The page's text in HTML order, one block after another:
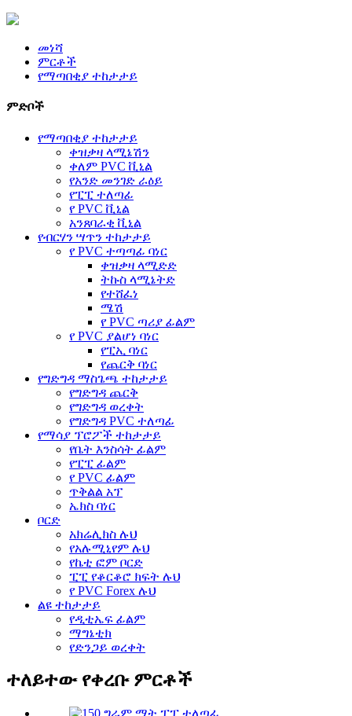
መነሻ
ምርቶች
የማጣበቂያ ተከታታይ
ምድቦች
የማጣበቂያ ተከታታይ
ቀዝቃዛ ላሚኔሽን
ቀለም PVC ቪኒል
የአንድ መንገድ ራዕይ
የፒፒ ተለጣፊ
የ PVC ቪኒል
አንጸባራቂ ቪኒል
የብርሃን ሣጥን ተከታታይ
የ PVC ተጣጣፊ ባነር
ቀዝቃዛ ላሚድድ
ትኩስ ላሚኔትድ
የተሸፈነ
ሜሽ
የ PVC ጣሪያ ፊልም
የ PVC ያልሆነ ባነር
የፒኢ ባነር
የጨርቅ ባነር
የግድግዳ ማስጌጫ ተከታታይ
የግድግዳ ጨርቅ
የግድግዳ ወረቀት
የግድግዳ PVC ተለጣፊ
የማሳያ ፕሮፖች ተከታታይ
የቤት እንስሳት ፊልም
የፒፒ ፊልም
የ PVC ፊልም
ጥቅልል አፕ
ኤክስ ባነር
ቦርድ
አክሬሊክስ ሉህ
የአሉሚኒየም ሉህ
የኬቲ ፎም ቦርድ
ፒፒ የቆርቆሮ ክፍት ሉህ
የ PVC Forex ሉህ
ልዩ ተከታታይ
የዲቲኤፍ ፊልም
ማግኔቲክ
የድንጋይ ወረቀት
ተለይተው የቀረቡ ምርቶች